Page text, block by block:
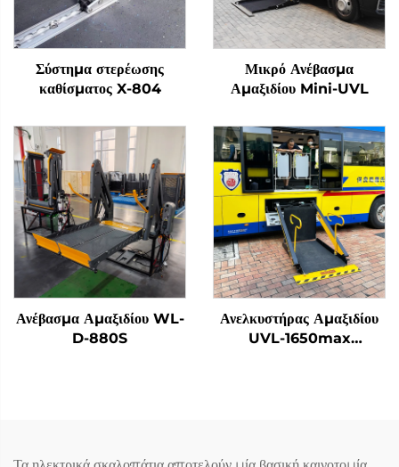
Σύστημα στερέωσης
καθίσματος X-804
Μικρό Ανέβασμα
Αμαξιδίου Mini-UVL
Ανέβασμα Αμαξιδίου WL-
D-880S
Ανελκυστήρας Αμαξιδίου
UVL-1650max